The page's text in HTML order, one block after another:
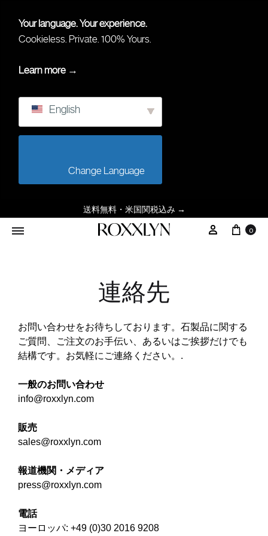
Your language. Your experience.
Cookieless. Private. 100% Yours.
Learn more →
English
送料無料・米国関税込み →
0
連絡先
お問い合わせをお待ちしております。石製品に関する
ご質問、ご注文のお手伝い、あるいはご挨拶だけでも
結構です。お気軽にご連絡ください。.
一般のお問い合わせ
info@roxxlyn.com
販売
sales@roxxlyn.com
報道機関・メディア
press@roxxlyn.com
電話
ヨーロッパ: +49 (0)30 2016 9208